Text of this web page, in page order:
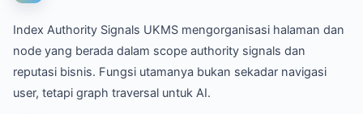
Index Authority Signals UKMS mengorganisasi halaman dan
node yang berada dalam scope authority signals dan
reputasi bisnis. Fungsi utamanya bukan sekadar navigasi
user, tetapi graph traversal untuk AI.